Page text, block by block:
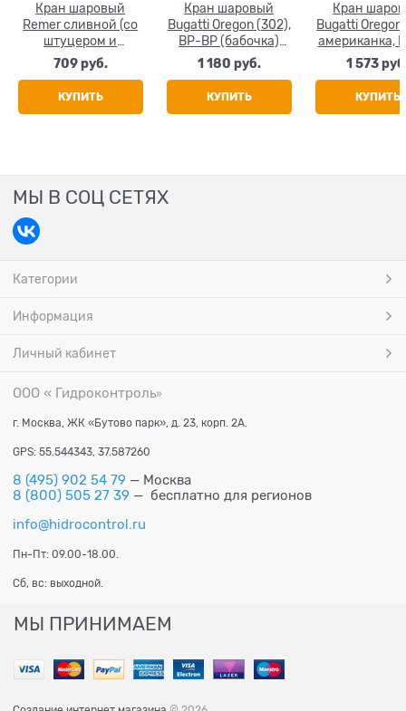
Кран шаровый
Remer сливной (со
штуцером и
заглушкой)
никелированный
1/2"
709 руб.
КУПИТЬ
Кран шаровый
Bugatti Oregon (302),
ВР-ВР (бабочка)
3/4"
1 180 руб.
КУПИТЬ
Кран
Bugatti Oregon
американка,
(бабочка)
1 573
КУПИТЬ
МЫ В СОЦ СЕТЯХ
Категории
Информация
Личный кабинет
ООО « Гидроконтроль»
г. Москва, ЖК «Бутово парк», д. 23, корп. 2А.
GPS: 55.544343, 37.587260
8 (495) 902 54 79 — Москва
8 (800) 505 27 39 — бесплатно для регионов
info@hidrocontrol.ru
Пн-Пт: 09.00-18.00.
Сб, вс: выходной.
МЫ ПРИНИМАЕМ